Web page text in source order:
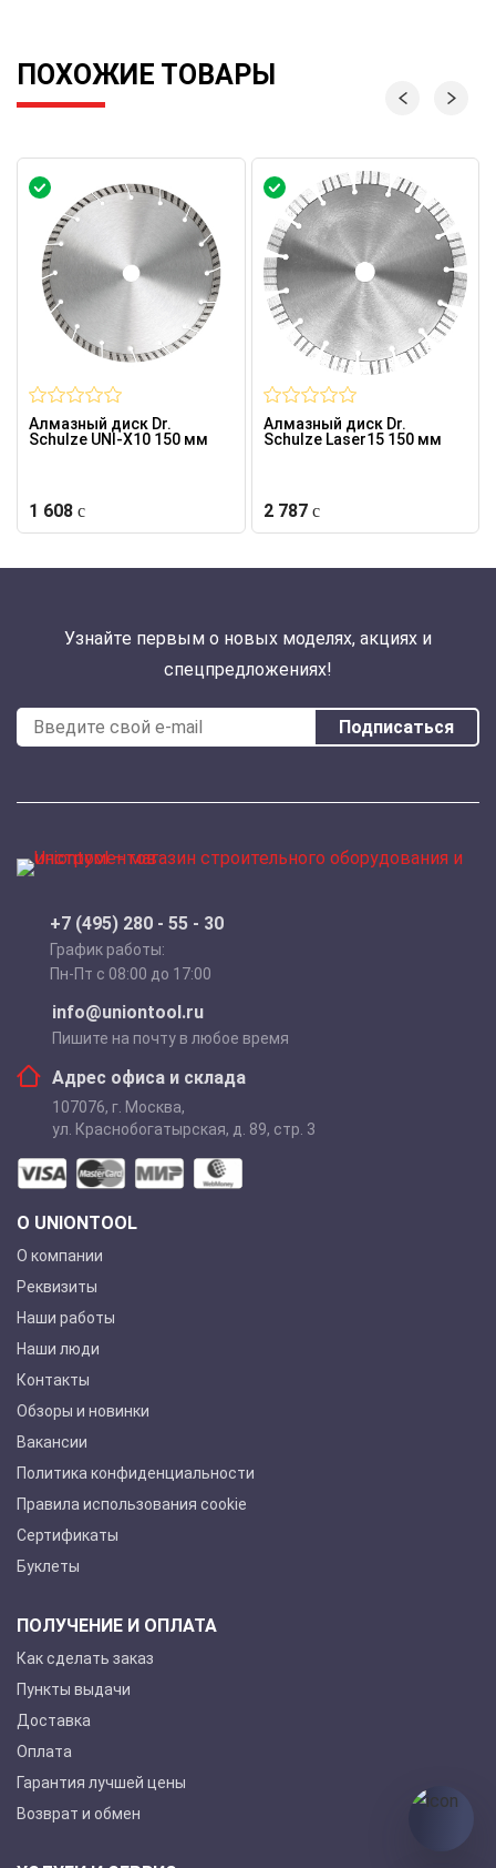
ПОХОЖИЕ ТОВАРЫ
Алмазный диск Dr.
Schulze UNI-X10 150 мм
1 608
Алмазный диск Dr.
Schulze Laser15 150 мм
2 787
Узнайте первым о новых моделях, акциях и
спецпредложениях!
Подписаться
+7 (495) 280 - 55 - 30
График работы:
Пн-Пт с 08:00 до 17:00
info@uniontool.ru
Пишите на почту в любое время
Адрес офиса и склада
107076, г. Москва,
ул. Краснобогатырская, д. 89, стр. 3
О UNIONTOOL
О компании
Реквизиты
Наши работы
Наши люди
Контакты
Обзоры и новинки
Вакансии
Политика конфиденциальности
Правила использования cookie
Сертификаты
Буклеты
ПОЛУЧЕНИЕ И ОПЛАТА
Как сделать заказ
Пункты выдачи
Доставка
Оплата
Гарантия лучшей цены
Возврат и обмен